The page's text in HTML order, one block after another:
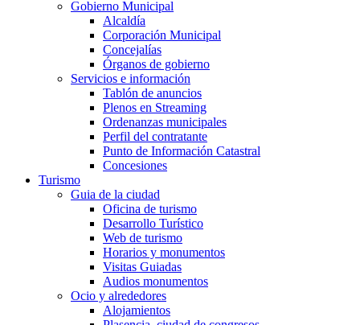
Gobierno Municipal
Alcaldía
Corporación Municipal
Concejalías
Órganos de gobierno
Servicios e información
Tablón de anuncios
Plenos en Streaming
Ordenanzas municipales
Perfil del contratante
Punto de Información Catastral
Concesiones
Turismo
Guia de la ciudad
Oficina de turismo
Desarrollo Turístico
Web de turismo
Horarios y monumentos
Visitas Guiadas
Audios monumentos
Ocio y alrededores
Alojamientos